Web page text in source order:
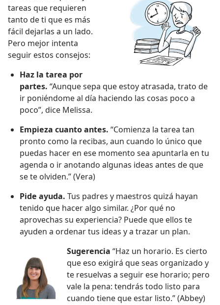
tareas que requieren
tanto de ti que es más
fácil dejarlas a un lado.
Pero mejor intenta
seguir estos consejos:
Haz la tarea por
partes. “Aunque sepa que estoy atrasada, trato de
ir poniéndome al día haciendo las cosas poco a
poco”, dice Melissa.
Empieza cuanto antes. “Comienza la tarea tan
pronto como la recibas, aun cuando lo único que
puedas hacer en ese momento sea apuntarla en tu
agenda o ir anotando algunas ideas antes de que
se te olviden.” (Vera)
Pide ayuda. Tus padres y maestros quizá hayan
tenido que hacer algo similar. ¿Por qué no
aprovechas su experiencia? Puede que ellos te
ayuden a ordenar tus ideas y a trazar un plan.
Sugerencia “Haz un horario. Es cierto
que eso exigirá que seas organizado y
te resuelvas a seguir ese horario; pero
vale la pena: tendrás todo listo para
cuando tiene que estar listo.” (Abbey)